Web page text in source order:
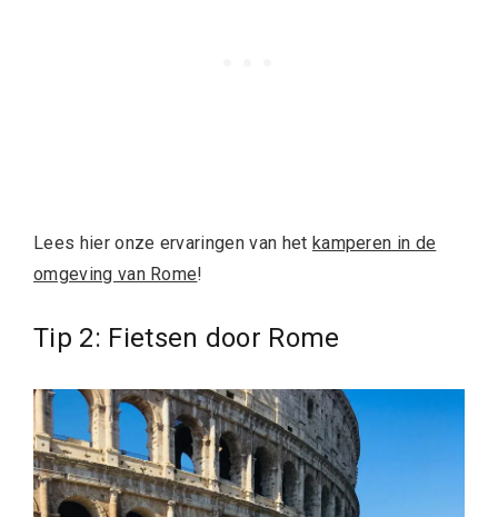
Lees hier onze ervaringen van het kamperen in de
omgeving van Rome!
Tip 2: Fietsen door Rome